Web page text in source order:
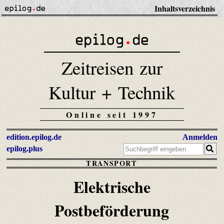
Inhaltsverzeichnis
Zeitreisen zur
Kultur + Technik
Online seit 1997
edition.epilog.de
epilog.plus
Anmelden
TRANSPORT
Elektrische
Postbeförderung